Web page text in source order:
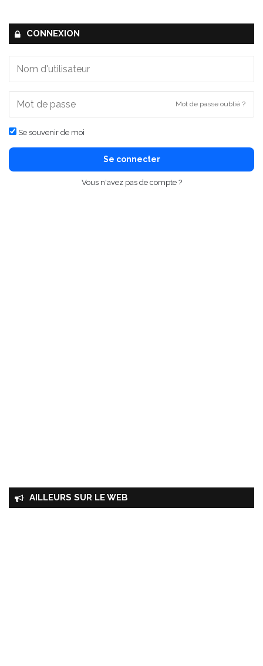
CONNEXION
Mot de passe oublié ?
Se souvenir de moi
Se connecter
Vous n'avez pas de compte ?
AILLEURS SUR LE WEB